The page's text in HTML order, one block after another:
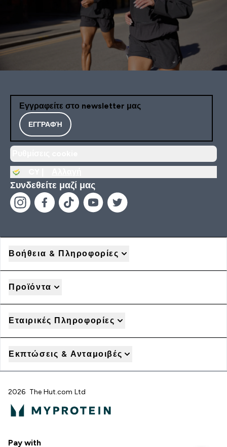
Εγγραφείτε στο newsletter μας
ΕΓΓΡΑΦΉ
Συνδεθείτε μαζί μας
Βοήθεια & Πληροφορίες
Προϊόντα
Εταιρικές Πληροφορίες
Εκπτώσεις & Ανταμοιβές
2026 The Hut.com Ltd
Pay with